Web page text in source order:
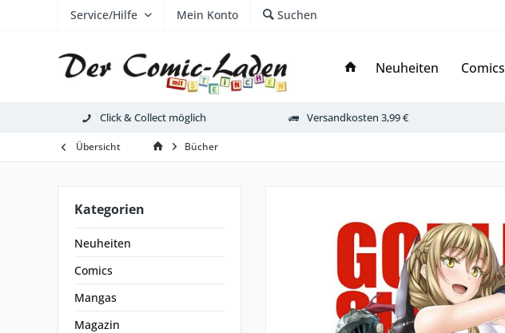
Service/Hilfe Mein Konto Suchen
Neuheiten Comics
Click & Collect möglich Versandkosten 3,99 €
Übersicht Bücher
Kategorien
Neuheiten
Comics
Mangas
Magazin